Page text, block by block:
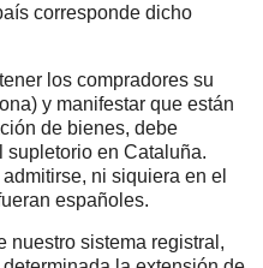
corresponde dicho
los compradores su
y manifestar que están
de bienes, debe
supletorio en Cataluña.
ni siquiera en el
españoles.
nuestro sistema registral,